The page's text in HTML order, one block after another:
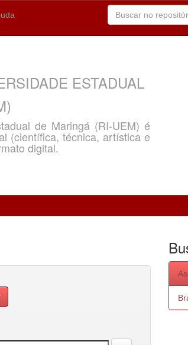
ESTADUAL
de Maringá (RI-UEM) é
(científica, técnica, artística e
digital.